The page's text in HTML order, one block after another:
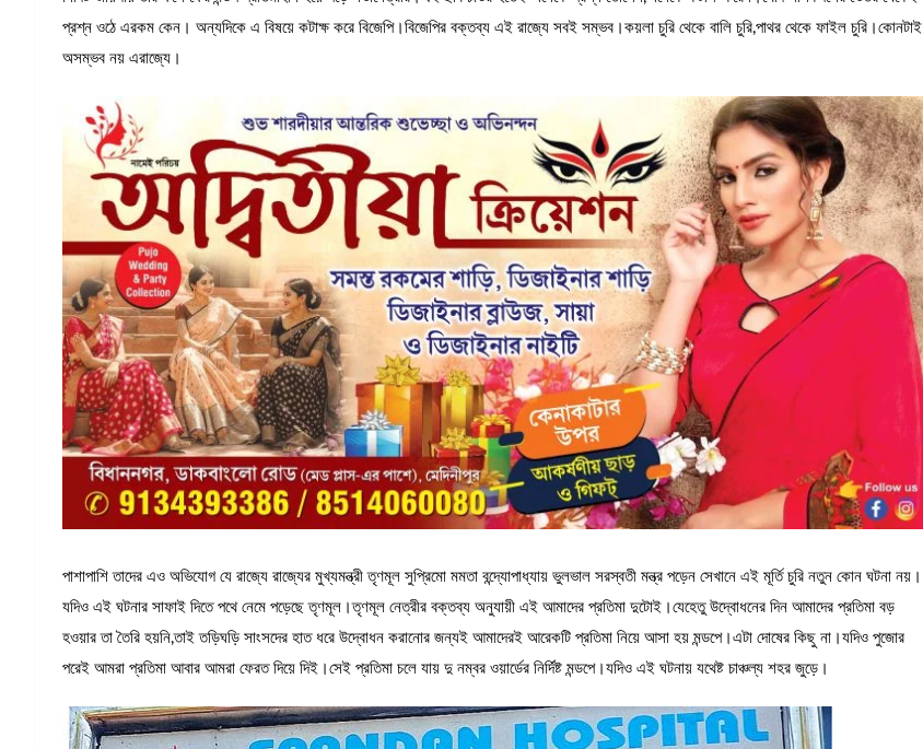
প্রশ্ন ওঠে এরকম কেন। অন্যদিকে এ বিষয়ে কটাক্ষ করে বিজেপি।বিজেপির বক্তব্য এই রাজ্যে সবই সম্ভব।কয়লা চুরি থেকে বালি চুরি,পাথর থেকে ফাইল চুরি।কোনটাই
অসম্ভব নয় এরাজ্যে।
পাশাপাশি তাদের এও অভিযোগ যে রাজ্যে রাজ্যের মুখ্যমন্ত্রী তৃণমূল সুপ্রিমো মমতা বন্দ্যোপাধ্যায় ভুলভাল সরস্বতী মন্ত্র পড়েন সেখানে এই মূর্তি চুরি নতুন কোন ঘটনা নয়।
যদিও এই ঘটনার সাফাই দিতে পথে নেমে পড়েছে তৃণমূল।তৃণমূল নেত্রীর বক্তব্য অনুযায়ী এই আমাদের প্রতিমা দুটোই।যেহেতু উদ্বোধনের দিন আমাদের প্রতিমা বড়
হওয়ার তা তৈরি হয়নি,তাই তড়িঘড়ি সাংসদের হাত ধরে উদ্বোধন করানোর জন্যই আমাদেরই আরেকটি প্রতিমা নিয়ে আসা হয় মন্ডপে।এটা দোষের কিছু না।যদিও পুজোর
পরেই আমরা প্রতিমা আবার আমরা ফেরত দিয়ে দিই।সেই প্রতিমা চলে যায় দু নম্বর ওয়ার্ডের নির্দিষ্ট মন্ডপে।যদিও এই ঘটনায় যথেষ্ট চাঞ্চল্য শহর জুড়ে।